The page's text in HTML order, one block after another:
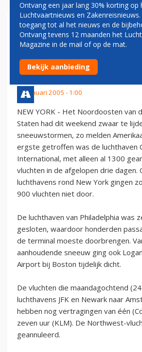
VLIEGVERKEER
AMERIKA
SNEEUWSTORMEN
24 januari 2005 - 1:00
NEW YORK - Het Noordoosten van
Staten had dit weekend zwaar te
sneeuwstormen, zo melden
ergste getroffen was de luchthaven
International, met alleen al 1300
vluchten in de afgelopen drie dagen.
luchthavens rond New York gingen
900 vluchten niet door.
De luchthaven van Philadelphia was
gesloten, waardoor honderden
de terminal moeste doorbrengen.
aanhoudende sneeuw ging ook
Airport bij Boston tijdelijk dicht.
De vluchten die maandagochtend
luchthavens JFK en Newark naar
hebben nog vertragingen van één
zeven uur (KLM). De Northwest-
geannuleerd.
Ontvang een jaar lang 30% korting op
Luchtvaartnieuws en
toegang tot al het nieuws en de
Ontvang tevens 12 maanden het
Magazine in de mail of op de mat.
Bekijk aanbieding